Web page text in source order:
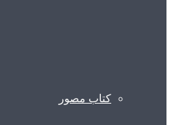
کتاب مصور